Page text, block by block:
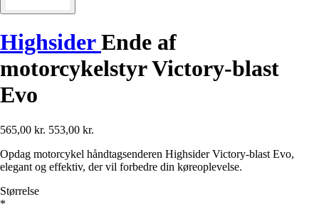
HighsiderEnde af
motorcykelstyr Victory-blast
Evo
565,00 kr. 553,00 kr.
Opdag motorcykel håndtagsenderen Highsider Victory-blast Evo,
elegant og effektiv, der vil forbedre din køreoplevelse.
Størrelse
*